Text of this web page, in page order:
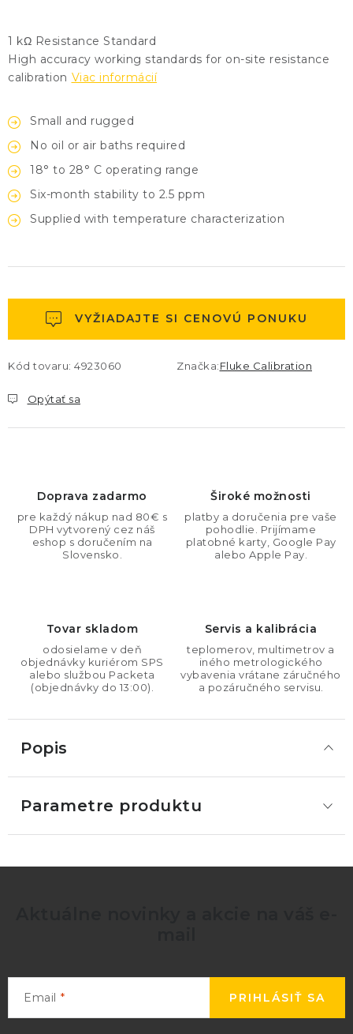
1 kΩ Resistance Standard
High accuracy working standards for on-site resistance
calibration Viac informácií
Small and rugged
No oil or air baths required
18° to 28° C operating range
Six-month stability to 2.5 ppm
Supplied with temperature characterization
VYŽIADAJTE SI CENOVÚ PONUKU
Kód tovaru: 4923060 Značka:Fluke Calibration
Opýtať sa
Doprava zadarmo
pre každý nákup nad 80€ s
DPH vytvorený cez náš
eshop s doručením na
Slovensko.
Široké možnosti
platby a doručenia pre vaše
pohodlie. Prijímame
platobné karty, Google Pay
alebo Apple Pay.
Tovar skladom
odosielame v deň
objednávky kuriérom SPS
alebo službou Packeta
(objednávky do 13:00).
Servis a kalibrácia
teplomerov, multimetrov a
iného metrologického
vybavenia vrátane záručného
a pozáručného servisu.
Popis
Parametre produktu
Email PRIHLÁSIŤ SA